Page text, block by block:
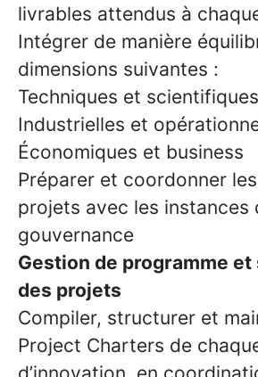
livrables attendus à
Intégrer de manière
dimensions suivantes :
Techniques et scientifiques
Industrielles et
Économiques et business
Préparer et coordonner
projets avec les instances
gouvernance
Gestion de programme
des projets
Compiler, structurer et
Project Charters de